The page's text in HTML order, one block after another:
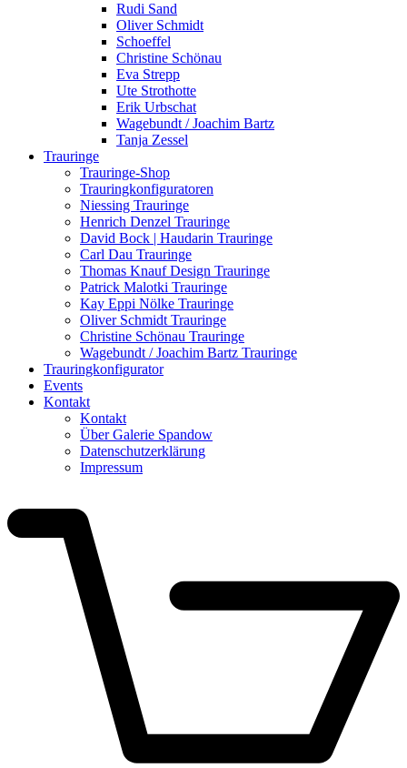
Rudi Sand
Oliver Schmidt
Schoeffel
Christine Schönau
Eva Strepp
Ute Strothotte
Erik Urbschat
Wagebundt / Joachim Bartz
Tanja Zessel
Trauringe
Trauringe-Shop
Trauringkonfiguratoren
Niessing Trauringe
Henrich Denzel Trauringe
David Bock | Haudarin Trauringe
Carl Dau Trauringe
Thomas Knauf Design Trauringe
Patrick Malotki Trauringe
Kay Eppi Nölke Trauringe
Oliver Schmidt Trauringe
Christine Schönau Trauringe
Wagebundt / Joachim Bartz Trauringe
Trauring­konfigurator
Events
Kontakt
Kontakt
Über Galerie Spandow
Datenschutzerklärung
Impressum